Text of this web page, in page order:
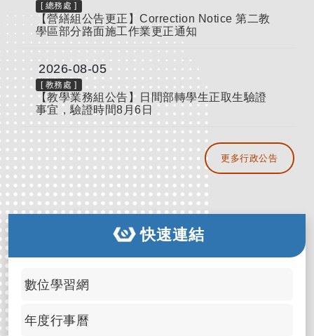
[ 總務處 ]
【營繕組公告更正】Correction Notice 第二教
學區部分路面施工作業更正通知
2026-08-05
[ 教務處 ]
【教學業務組公告】日間部轉學生正取生驗證
事宜，驗證時間8月6日
更多行政公告
快速連結
數位學習網
年度行事曆